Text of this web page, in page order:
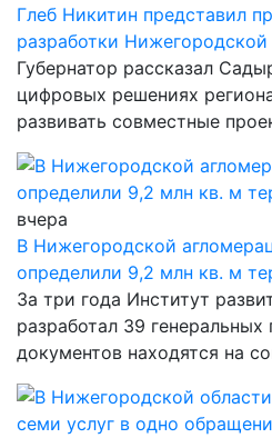
Глеб Никитин представил
разработки Нижегородской
Губернатор рассказал
цифровых решениях
развивать совместные
вчера
В Нижегородской
определили 9,2 млн кв. м
За три года Институт
разработал 39
документов находятся на